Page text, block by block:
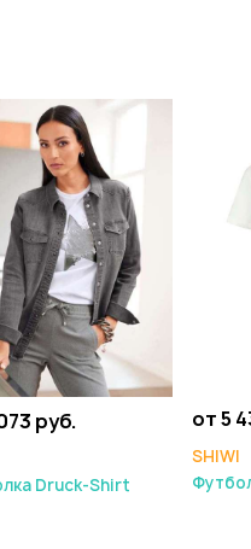
руб.
Druck-Shirt
от 5
SHIWI